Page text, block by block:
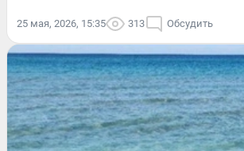
25 мая, 2026, 15:35 313 Обсудить